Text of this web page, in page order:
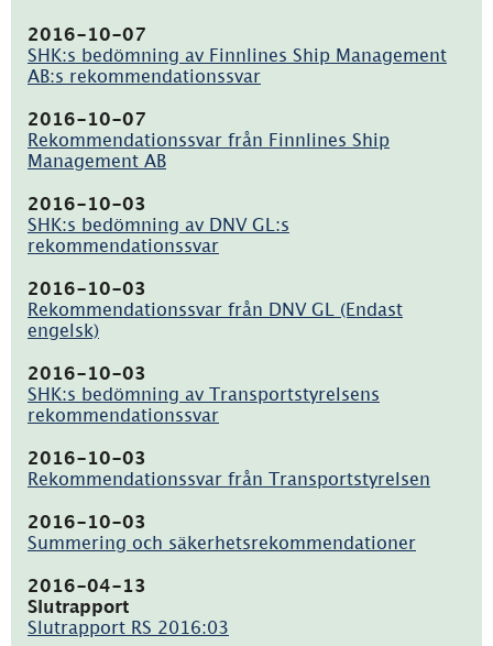
2016-10-07
SHK:s bedömning av Finnlines Ship Management
AB:s rekommendationssvar
736.2kB)
2016-10-07
Rekommendationssvar från Finnlines Ship
Management AB
318.8kB)
2016-10-03
SHK:s bedömning av DNV GL:s
rekommendationssvar
1.4MB)
2016-10-03
Rekommendationssvar från DNV GL (Endast
engelsk)
202.9kB)
2016-10-03
SHK:s bedömning av Transportstyrelsens
rekommendationssvar
522.1kB)
2016-10-03
Rekommendationssvar från Transportstyrelsen
592.8kB)
2016-10-03
Summering och säkerhetsrekommendationer
89.5kB)
2016-04-13
Slutrapport
Slutrapport RS 2016:03